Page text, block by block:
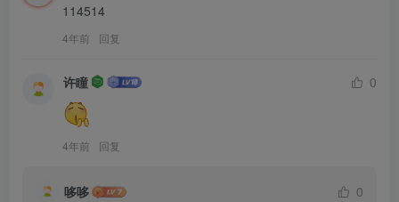
114514
4年前 回复
许瞳 0
4年前 回复
哆哆 0